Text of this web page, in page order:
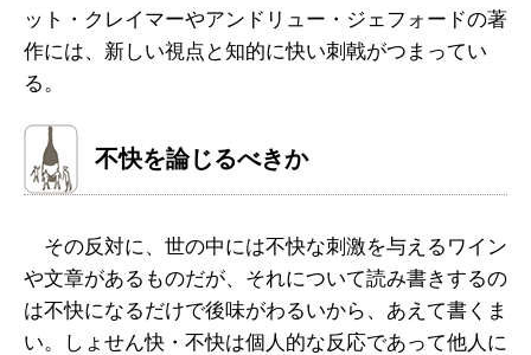
ット・クレイマーやアンドリュー・ジェフォードの著
作には、新しい視点と知的に快い刺戟がつまってい
る。
不快を論じるべきか
その反対に、世の中には不快な刺激を与えるワイン
や文章があるものだが、それについて読み書きするの
は不快になるだけで後味がわるいから、あえて書くま
い。しょせん快・不快は個人的な反応であって他人に